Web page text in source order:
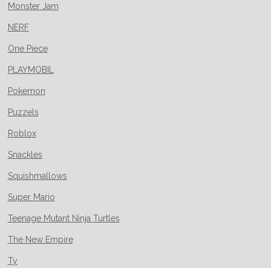
Monster Jam
NERF
One Piece
PLAYMOBIL
Pokemon
Puzzels
Roblox
Snackles
Squishmallows
Super Mario
Teenage Mutant Ninja Turtles
The New Empire
Ty